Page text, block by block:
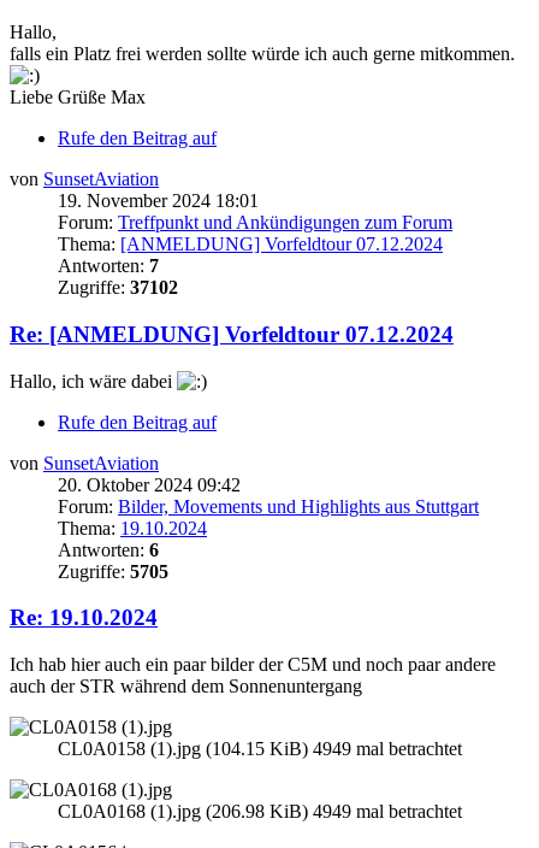
Hallo,
falls ein Platz frei werden sollte würde ich auch gerne mitkommen.
Liebe Grüße Max
Rufe den Beitrag auf
von SunsetAviation
19. November 2024 18:01
Forum: Treffpunkt und Ankündigungen zum Forum
Thema: [ANMELDUNG] Vorfeldtour 07.12.2024
Antworten: 7
Zugriffe: 37102
Re: [ANMELDUNG] Vorfeldtour 07.12.2024
Hallo, ich wäre dabei
Rufe den Beitrag auf
von SunsetAviation
20. Oktober 2024 09:42
Forum: Bilder, Movements und Highlights aus Stuttgart
Thema: 19.10.2024
Antworten: 6
Zugriffe: 5705
Re: 19.10.2024
Ich hab hier auch ein paar bilder der C5M und noch paar andere
auch der STR während dem Sonnenuntergang
CL0A0158 (1).jpg (104.15 KiB) 4949 mal betrachtet
CL0A0168 (1).jpg (206.98 KiB) 4949 mal betrachtet